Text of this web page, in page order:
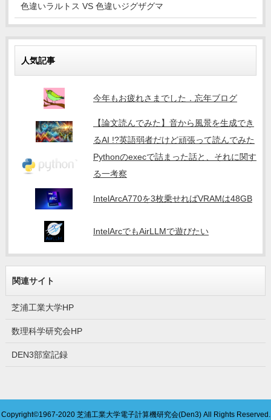
色違いラルトス VS 色違いジグザグマ
人気記事
今年もお疲れさまでした．忘年ブログ
【論文読んでみた】音から風景を生成でき
るAI !?英語弱者だけど頑張って読んでみた
Pythonのexecで詰まった話と、それに関す
る一考察
IntelArcA770を3枚乗せればVRAMは48GB
IntelArcでもAirLLMで遊びたい
関連サイト
芝浦工業大学HP
数理科学研究会HP
DEN3部室記録
Copyright©1967-2020 芝浦工業大学電子計算機研究会(Den3)All Rights Reserved.